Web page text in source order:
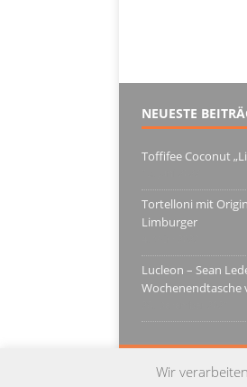
NEUESTE
Toffifee Coconut
Tortelloni mit
Limburger
Lucleon – Sean
Wochenendtasche
Wir